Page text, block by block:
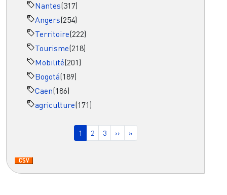
Nantes(317)
Angers(254)
Territoire(222)
Tourisme(218)
Mobilité(201)
Bogotá(189)
Caen(186)
agriculture(171)
Page courante
1 Page
2 Page
3 Page suivante
›› Dernière page
»